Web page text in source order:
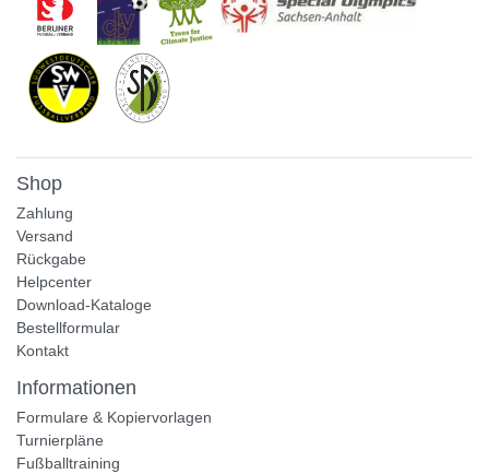
Shop
Zahlung
Versand
Rückgabe
Helpcenter
Download-Kataloge
Bestellformular
Kontakt
Informationen
Formulare & Kopiervorlagen
Turnierpläne
Fußballtraining